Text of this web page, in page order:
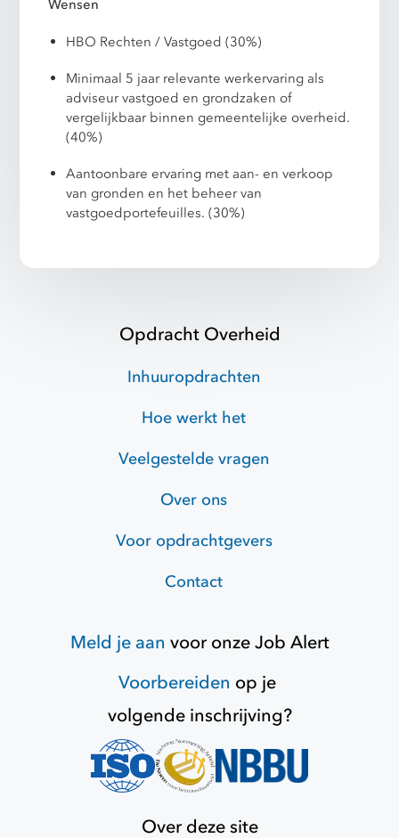
Wensen
HBO Rechten / Vastgoed (30%)
Minimaal 5 jaar relevante werkervaring als
adviseur vastgoed en grondzaken of
vergelijkbaar binnen gemeentelijke overheid.
(40%)
Aantoonbare ervaring met aan- en verkoop
van gronden en het beheer van
vastgoedportefeuilles. (30%)
Opdracht Overheid
Inhuuropdrachten
Hoe werkt het
Veelgestelde vragen
Over ons
Voor opdrachtgevers
Contact
Meld je aan voor onzeJob Alert
Voorbereiden op je
volgende inschrijving?
Over deze site